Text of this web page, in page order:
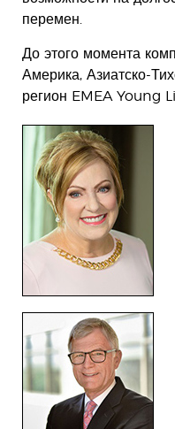
перемен.
До этого момента
Америка, Азиатско-
регион EMEA Young